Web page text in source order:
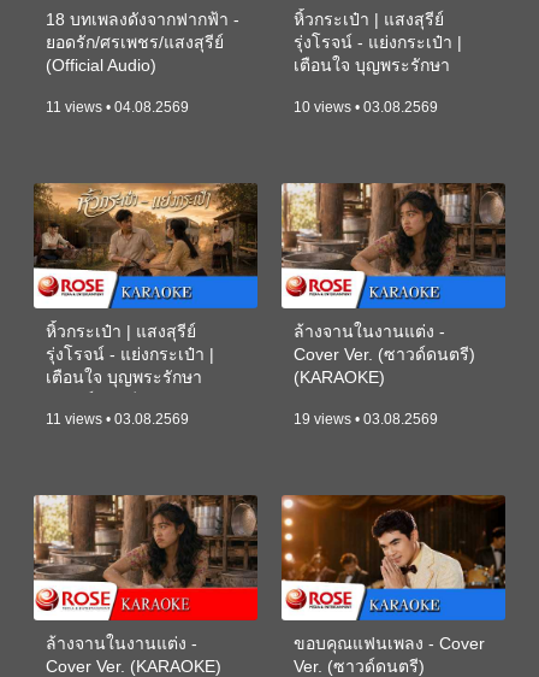
18 บทเพลงดังจากฟากฟ้า -
ยอดรัก/ศรเพชร/แสงสุรีย์
(Official Audio)
11 views • 04.08.2569
หิ้วกระเป๋า | แสงสุรีย์
รุ่งโรจน์ - แย่งกระเป๋า |
เตือนใจ บุญพระรักษา
10 views • 03.08.2569
หิ้วกระเป๋า | แสงสุรีย์
รุ่งโรจน์ - แย่งกระเป๋า |
เตือนใจ บุญพระรักษา
11 views • 03.08.2569
ล้างจานในงานแต่ง -
Cover Ver. (ซาวด์ดนตรี)
(KARAOKE)
19 views • 03.08.2569
ล้างจานในงานแต่ง -
Cover Ver. (KARAOKE)
ขอบคุณแฟนเพลง - Cover
Ver. (ซาวด์ดนตรี)